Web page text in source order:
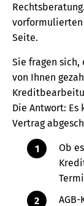
Rechtsberatung.
vorformulierten
Seite.
Sie fragen sich,
von Ihnen
Die Antwort: Es
Vertrag
Ob